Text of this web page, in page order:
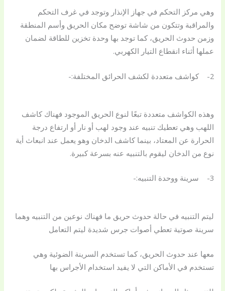
وهي مركز التحكم في جهاز الإنذار وتوجد في غرف التحكم
والمراقبة وتتكون من شاشة توضح مكان الحريق وأسم المنطقة
وزمن حدوث الحريق، كما توجد بها وحدة تخزين للطاقة لضمان
عملها أثناء انقطاع التيار الكهربي.
2- كواشف متعددة لكشف الحرائق المختلفة:-
وهذه الكواشف متعددة تبعًا لنوع الحريق الموجود فهناك كاشف
اللهب وهي تعطيك تنبيه عند وجود لهب أو نار أو ارتفاع درجة
الحرارة عن المعتاد، بينما كاشف الدخان وهو يعمل عند انبعاث أية
نوع من الدخان ليقوم بالتنبيه عنه بسرعة كبيرة.
3- سرينة ووحدة التنبيه:-
ليتم التنبيه في حالة حدوث حريق ما فهناك نوعين من التنبيه وهما
سرينة صوتية تعطي أصوات جرس شديدة ليتم التعامل
معها عند حدوث الحريق، كما تستخدم السرينة الضوئية وهي
تستخدم في الأماكن التي لا يفيد استخدام الأجراس بها